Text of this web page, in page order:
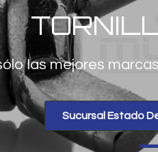
las mejores
Sucursal Estado